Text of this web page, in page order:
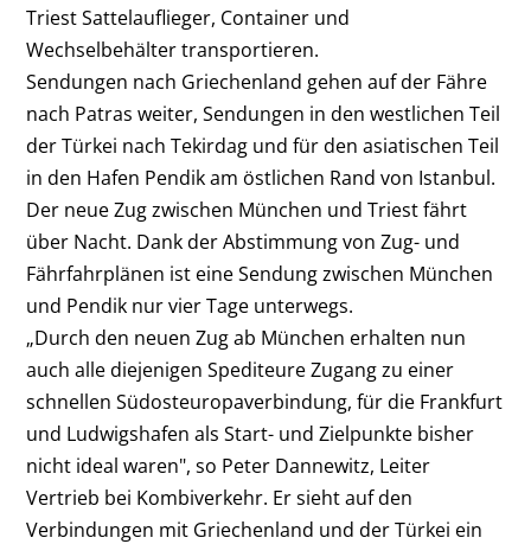
Triest Sattelauflieger, Container und
Wechselbehälter transportieren.
Sendungen nach Griechenland gehen auf der Fähre
nach Patras weiter, Sendungen in den westlichen Teil
der Türkei nach Tekirdag und für den asiatischen Teil
in den Hafen Pendik am östlichen Rand von Istanbul.
Der neue Zug zwischen München und Triest fährt
über Nacht. Dank der Abstimmung von Zug- und
Fährfahrplänen ist eine Sendung zwischen München
und Pendik nur vier Tage unterwegs.
„Durch den neuen Zug ab München erhalten nun
auch alle diejenigen Spediteure Zugang zu einer
schnellen Südosteuropaverbindung, für die Frankfurt
und Ludwigshafen als Start- und Zielpunkte bisher
nicht ideal waren", so Peter Dannewitz, Leiter
Vertrieb bei Kombiverkehr. Er sieht auf den
Verbindungen mit Griechenland und der Türkei ein